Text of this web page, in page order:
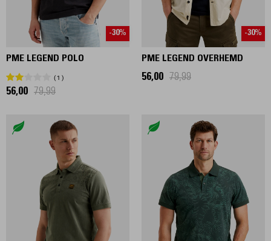
-30%
PME LEGEND POLO
1
56,00 79,99
-30%
PME LEGEND OVERHEMD
56,00 79,99